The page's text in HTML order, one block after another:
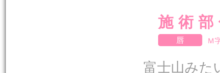
施術
唇 Ｍ
富士山みた